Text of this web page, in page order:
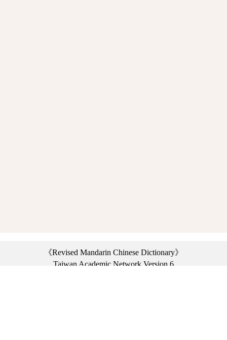
《Revised Mandarin Chinese Dictionary》
Taiwan Academic Network Version 6